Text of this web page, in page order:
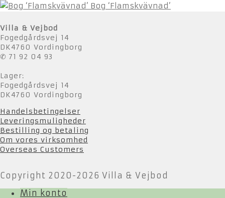
Bog ‘Flamskvävnad’
Villa & Vejbod
Fogedgårdsvej 14
DK4760 Vordingborg
✆ 71 92 04 93
Lager:
Fogedgårdsvej 14
DK4760 Vordingborg
Handelsbetingelser
Leveringsmuligheder
Bestilling og betaling
Om vores virksomhed
Overseas Customers
Copyright 2020-2026 Villa & Vejbod
Min konto